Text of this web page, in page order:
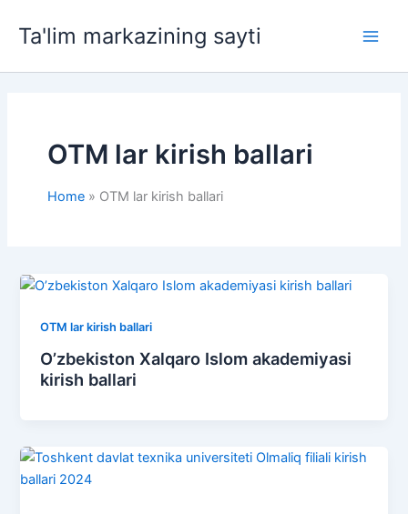
Ta'lim markazining sayti
OTM lar kirish ballari
Home OTM lar kirish ballari
OTM lar kirish ballari
O’zbekiston Xalqaro Islom akademiyasi
kirish ballari